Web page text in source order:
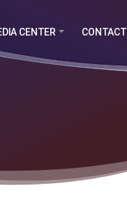
CENTER CONTACT